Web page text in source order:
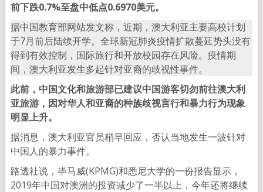
前下跌0.7%至盘中低点0.6970美元。
据中国教育部网站发文称，近期，澳大利亚主要高校计划
于7月前后陆续开学。全球新冠肺炎疫情扩散蔓延势头没有
得到有效控制，国际旅行和开放校园存在风险。疫情期
间，澳大利亚发生多起针对亚裔的歧视性事件。
此前，中国文化和旅游部已建议中国游客切勿前往澳大利
亚旅游，因对华人和亚裔的种族歧视言行和暴力行为现象
明显上升。
据消息，澳大利亚官员稍早回应，否认当地发生一波针对
中国人的暴力事件。
路透社说，毕马威(KPMG)和悉尼大学的一份报告显示，
2019年中国对澳洲的投资减少了一半以上，今年还将继续